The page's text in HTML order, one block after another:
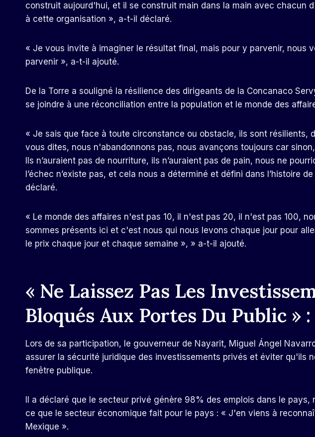
construit aujourd'hui, et il se construit main dans la main avec chacun
à cette organisation », a-t-il déclaré.
« Je vous invite à imaginer le résultat final, mais pour y parvenir, nous
parvenir », a-t-il ajouté.
De la Torre a souligné la résilience des dirigeants de la Concanaco
se joindre à une réconciliation entre la population et le monde des
« Je sais que face à toute circonstance ou obstacle, ils sont résilients,
vous dites, nous n'abandonnons pas, nous avançons toujours car
Ils n’auraient pas de nourriture, ils n’auraient pas de pain, nous ne
l’échec n’existe pas, et cela nous a déterminé et défini dans l’histoire
déclaré.
« Le monde des affaires n'est pas 10, il n'est pas 20, il n'est pas 100,
sommes présents ici et c'est nous qui nous levons chaque jour pour
le prix chaque jour et chaque semaine », » a-t-il ajouté.
« Ne Laissez Pas Les
Bloqués Aux Portes Du Public »
Lors de sa participation, le gouverneur de Nayarit, Miguel Ángel
assurer la sécurité juridique des investissements privés et éviter qu'ils
fenêtre publique.
Il a déclaré que le secteur privé génère 98% des emplois dans le
ce que le secteur économique fait pour le pays : « J'en viens à
Mexique ».